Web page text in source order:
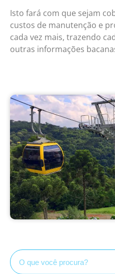
Isto fará com que sejam
custos de manutenção e
cada vez mais, trazendo
outras informações